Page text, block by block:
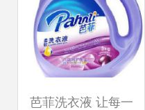
芭菲洗衣液 让每一